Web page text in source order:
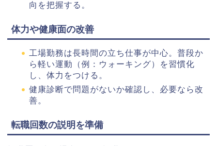
向を把握する。
体力や健康面の改善
工場勤務は長時間の立ち仕事が中心。普段か
ら軽い運動（例：ウォーキング）を習慣化
し、体力をつける。
健康診断で問題がないか確認し、必要なら改
善。
転職回数の説明を準備